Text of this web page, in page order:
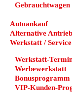
Gebrauchtwagen
Autoankauf
Alternative
Werkstatt / Service
Werkstatt-
Werbewerkstatt
Bonusprogramm
VIP-Kunden-